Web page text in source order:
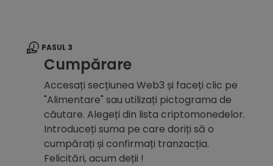
PASUL 3
Cumpărare
Accesați secțiunea Web3 și faceți clic pe
"Alimentare" sau utilizați pictograma de
căutare. Alegeți din lista criptomonedelor.
Introduceți suma pe care doriți să o
cumpărați și confirmați tranzacția.
Felicitări, acum deții !